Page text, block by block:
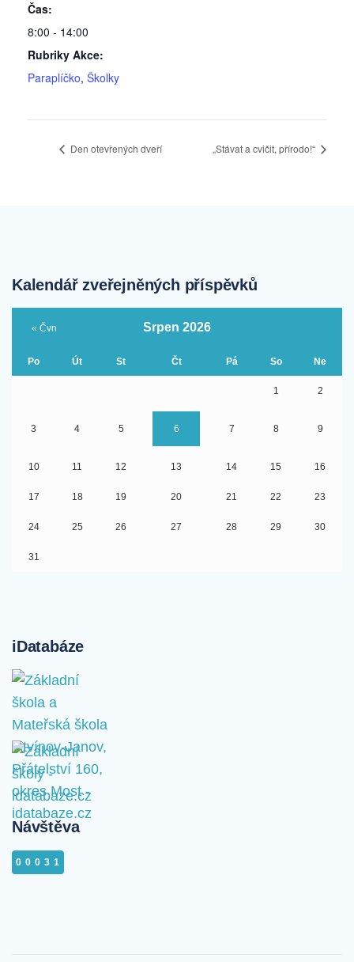
Čas:
8:00 - 14:00
Rubriky Akce:
Paraplíčko, Školky
Den otevřených dveří „Stávat a cvičit, přírodo!“
Kalendář zveřejněných příspěvků
Srpen 2026
Po Út St Čt Pá So Ne
1 2
3 4 5 6 7 8 9
10 11 12 13 14 15 16
17 18 19 20 21 22 23
24 25 26 27 28 29 30
31
« Čvn
iDatabáze
Návštěva
00031